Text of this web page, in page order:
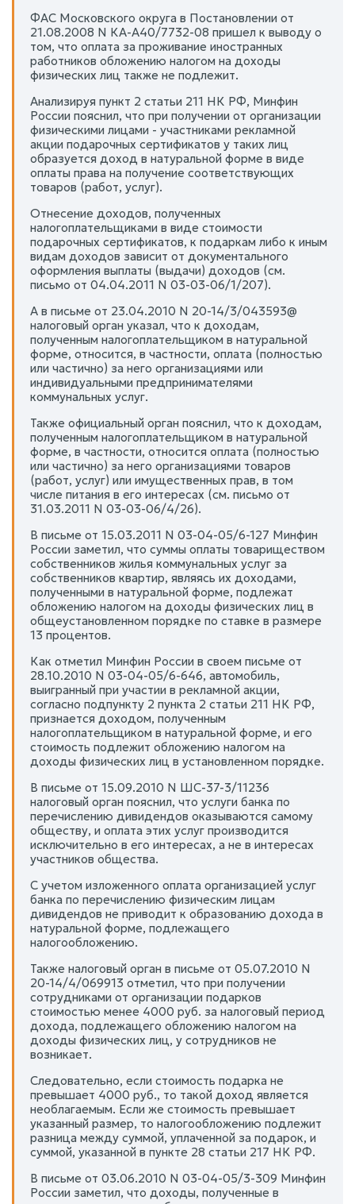
ФАС Московского округа в Постановлении от
21.08.2008 N КА-А40/7732-08 пришел к выводу о
том, что оплата за проживание иностранных
работников обложению налогом на доходы
физических лиц также не подлежит.
Анализируя пункт 2 статьи 211 НК РФ, Минфин
России пояснил, что при получении от организации
физическими лицами - участниками рекламной
акции подарочных сертификатов у таких лиц
образуется доход в натуральной форме в виде
оплаты права на получение соответствующих
товаров (работ, услуг).
Отнесение доходов, полученных
налогоплательщиками в виде стоимости
подарочных сертификатов, к подаркам либо к иным
видам доходов зависит от документального
оформления выплаты (выдачи) доходов (см.
письмо от 04.04.2011 N 03-03-06/1/207).
А в письме от 23.04.2010 N 20-14/3/043593@
налоговый орган указал, что к доходам,
полученным налогоплательщиком в натуральной
форме, относится, в частности, оплата (полностью
или частично) за него организациями или
индивидуальными предпринимателями
коммунальных услуг.
Также официальный орган пояснил, что к доходам,
полученным налогоплательщиком в натуральной
форме, в частности, относится оплата (полностью
или частично) за него организациями товаров
(работ, услуг) или имущественных прав, в том
числе питания в его интересах (см. письмо от
31.03.2011 N 03-03-06/4/26).
В письме от 15.03.2011 N 03-04-05/6-127 Минфин
России заметил, что суммы оплаты товариществом
собственников жилья коммунальных услуг за
собственников квартир, являясь их доходами,
полученными в натуральной форме, подлежат
обложению налогом на доходы физических лиц в
общеустановленном порядке по ставке в размере
13 процентов.
Как отметил Минфин России в своем письме от
28.10.2010 N 03-04-05/6-646, автомобиль,
выигранный при участии в рекламной акции,
согласно подпункту 2 пункта 2 статьи 211 НК РФ,
признается доходом, полученным
налогоплательщиком в натуральной форме, и его
стоимость подлежит обложению налогом на
доходы физических лиц в установленном порядке.
В письме от 15.09.2010 N ШС-37-3/11236
налоговый орган пояснил, что услуги банка по
перечислению дивидендов оказываются самому
обществу, и оплата этих услуг производится
исключительно в его интересах, а не в интересах
участников общества.
С учетом изложенного оплата организацией услуг
банка по перечислению физическим лицам
дивидендов не приводит к образованию дохода в
натуральной форме, подлежащего
налогообложению.
Также налоговый орган в письме от 05.07.2010 N
20-14/4/069913 отметил, что при получении
сотрудниками от организации подарков
стоимостью менее 4000 руб. за налоговый период
дохода, подлежащего обложению налогом на
доходы физических лиц, у сотрудников не
возникает.
Следовательно, если стоимость подарка не
превышает 4000 руб., то такой доход является
необлагаемым. Если же стоимость превышает
указанный размер, то налогообложению подлежит
разница между суммой, уплаченной за подарок, и
суммой, указанной в пункте 28 статьи 217 НК РФ.
В письме от 03.06.2010 N 03-04-05/3-309 Минфин
России заметил, что доходы, полученные в